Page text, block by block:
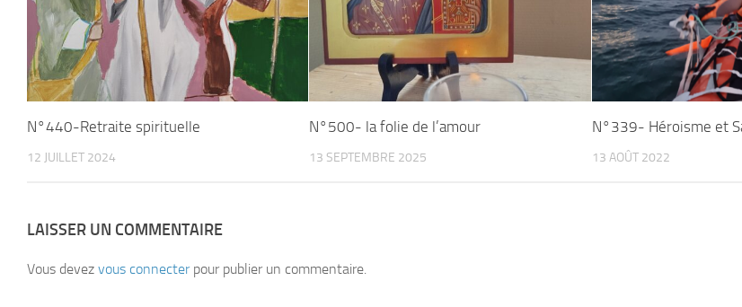
N°440-Retraite spirituelle
12 JUILLET 2024
N°500- la folie de l’amour
13 SEPTEMBRE 2025
N°339- Héroisme et
13 AOÛT 2022
LAISSER UN COMMENTAIRE
Vous devez vous connecterpour publier un commentaire.